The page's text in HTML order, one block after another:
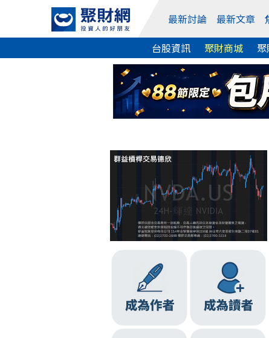
最新討論 最新文章
台股資訊 聚財商城